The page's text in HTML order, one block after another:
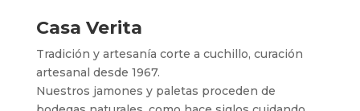
Casa Verita
Tradición y artesanía corte a cuchillo, curación
artesanal desde 1967.
Nuestros jamones y paletas proceden de